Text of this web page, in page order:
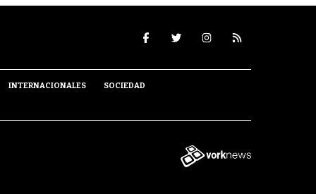
INTERNACIONALES SOCIEDAD